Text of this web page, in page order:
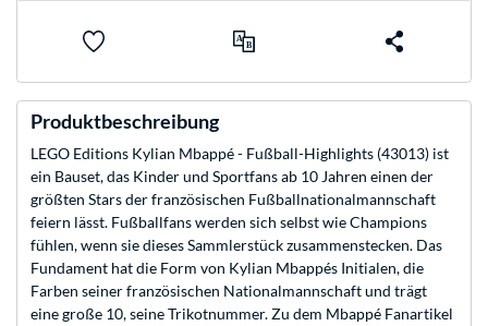
Produktbeschreibung
LEGO Editions Kylian Mbappé - Fußball-Highlights (43013) ist
ein Bauset, das Kinder und Sportfans ab 10 Jahren einen der
größten Stars der französischen Fußballnationalmannschaft
feiern lässt. Fußballfans werden sich selbst wie Champions
fühlen, wenn sie dieses Sammlerstück zusammenstecken. Das
Fundament hat die Form von Kylian Mbappés Initialen, die
Farben seiner französischen Nationalmannschaft und trägt
eine große 10, seine Trikotnummer. Zu dem Mbappé Fanartikel